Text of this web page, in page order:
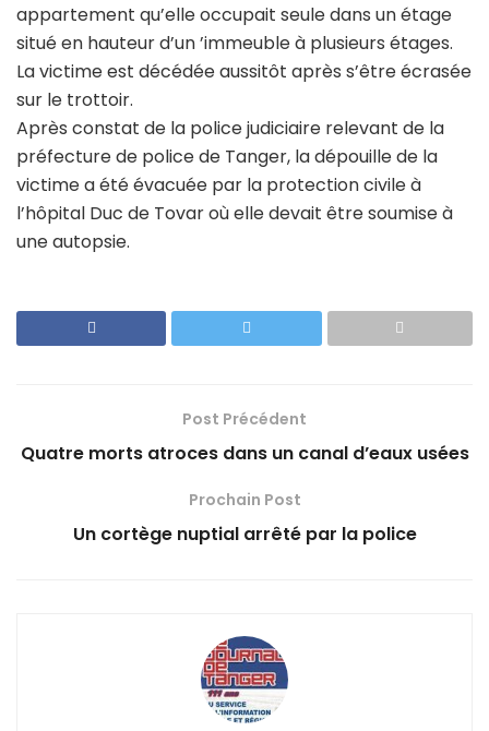
appartement qu’elle occupait seule dans un étage
situé en hauteur d’un ’immeuble à plusieurs étages.
La victime est décédée aussitôt après s’être écrasée
sur le trottoir.
Après constat de la police judiciaire relevant de la
préfecture de police de Tanger, la dépouille de la
victime a été évacuée par la protection civile à
l’hôpital Duc de Tovar où elle devait être soumise à
une autopsie.
Post Précédent
Quatre morts atroces dans un canal d’eaux usées
Prochain Post
Un cortège nuptial arrêté par la police